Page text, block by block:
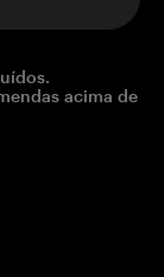
acima de